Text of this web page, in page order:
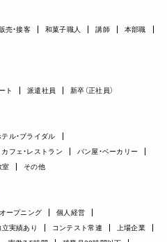
売・接客 和菓子職人 講師
本部職
ト 派遣社員 新卒（正社員）
テル・ブライダル
カフェ・レストラン
パン屋・ベーカリー
室 その他
オープニング
個人経営
立実績あり コンテスト常連
上場企業